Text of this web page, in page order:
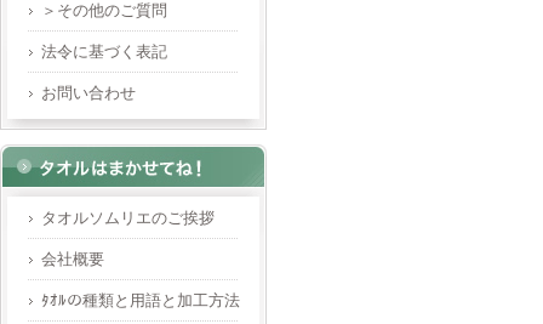
＞その他のご質問
法令に基づく表記
お問い合わせ
タオルソムリエのご挨拶
会社概要
ﾀｵﾙの種類と用語と加工方法